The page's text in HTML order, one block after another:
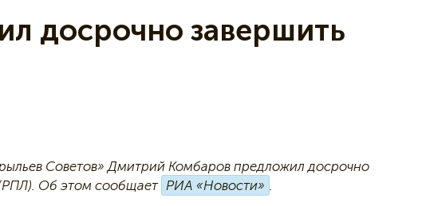
досрочно завершить
Советов» Дмитрий Комбаров предложил досрочно
Об этом сообщает РИА «Новости» .